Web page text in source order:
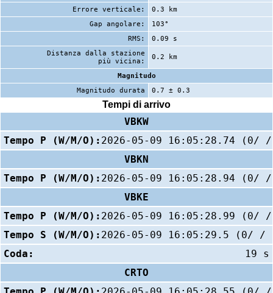
Errore verticale:
0.3 km
Gap angolare:
103°
RMS:
0.09 s
Distanza dalla stazione
più vicina:
0.2 km
Magnitudo
Magnitudo durata
0.7 ± 0.3
Tempi di arrivo
VBKW
Tempo P (W/M/O): 2026-05-09 16:05:28.74 (0/
VBKN
Tempo P (W/M/O): 2026-05-09 16:05:28.94 (0/
VBKE
Tempo P (W/M/O): 2026-05-09 16:05:28.99 (0/
Tempo S (W/M/O): 2026-05-09 16:05:29.5 (0/ /
Coda:
19 s
CRTO